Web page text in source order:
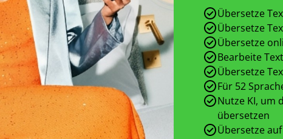
Übersetze
Übersetze
Übersetze
Bearbeite
Übersetze
Für 52
Nutze KI, um
übersetzen
Übersetze